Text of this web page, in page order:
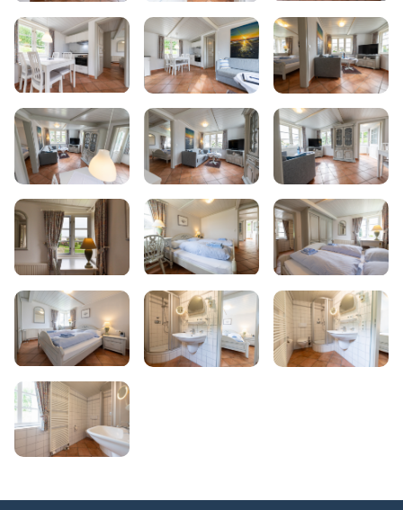
Booking
Apartments & Suites
Zimmer
Café
Informationen
Amrum
Das Team & Galerie